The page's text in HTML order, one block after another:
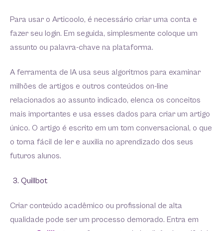
Para usar o Articoolo, é necessário criar uma conta e
fazer seu login. Em seguida, simplesmente coloque um
assunto ou palavra-chave na plataforma.
A ferramenta de IA usa seus algoritmos para examinar
milhões de artigos e outros conteúdos on-line
relacionados ao assunto indicado, elenca os conceitos
mais importantes e usa esses dados para criar um artigo
único. O artigo é escrito em um tom conversacional, o que
o torna fácil de ler e auxilia no aprendizado dos seus
futuros alunos.
Quillbot
Criar conteúdo acadêmico ou profissional de alta
qualidade pode ser um processo demorado. Entra em